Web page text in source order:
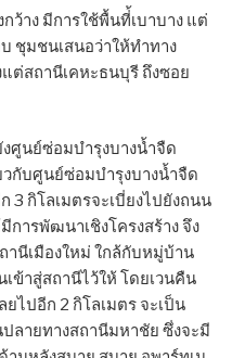
ว้าง มีการใช้พื้นที่้เบาบาง แต่
ชุมชนเสนอว่าให้ทำทาง
ต่สถานีเคหะธนบุรี ถึงซอย
ศูนย์ซ่อมบำรุงบางน้ำจืด
กับศูนย์ซ่อมบำรุงบางน้ำจืด
3 กิโลเมตรจะเบี่ยงไปยังถนน
ารพัฒนาเชิงโครงสร้าง จึง
านีเมืองใหม่ ใกล้กับหมู่บ้าน
ข้าสู่สถานีไว้ให้ โดยเวนคืน
ไปอีก 2 กิโลเมตร จะเป็น
ลายทางสถานีมหาชัย ซึ่งจะมี